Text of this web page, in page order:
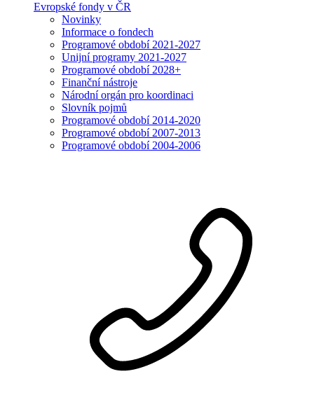
Evropské fondy v ČR
Novinky
Informace o fondech
Programové období 2021-2027
Unijní programy 2021-2027
Programové období 2028+
Finanční nástroje
Národní orgán pro koordinaci
Slovník pojmů
Programové období 2014-2020
Programové období 2007-2013
Programové období 2004-2006